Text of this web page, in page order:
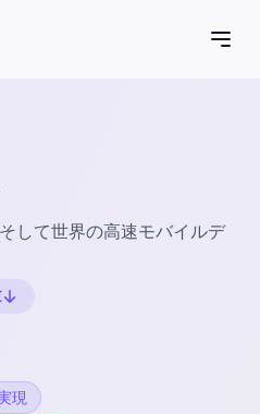
して世界の高速モバイルデ
現